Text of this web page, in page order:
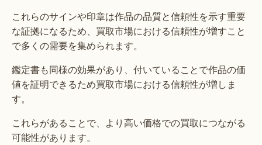
これらのサインや印章は作品の品質と信頼性を示す重要
な証拠になるため、買取市場における信頼性が増すこと
で多くの需要を集められます。
鑑定書も同様の効果があり、付いていることで作品の価
値を証明できるため買取市場における信頼性が増しま
す。
これらがあることで、より高い価格での買取につながる
可能性があります。